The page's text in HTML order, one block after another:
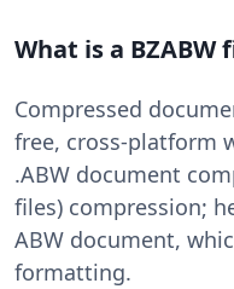
What is a BZABW
Compressed
free, cross-platform
.ABW document
files) compression;
ABW document,
formatting.